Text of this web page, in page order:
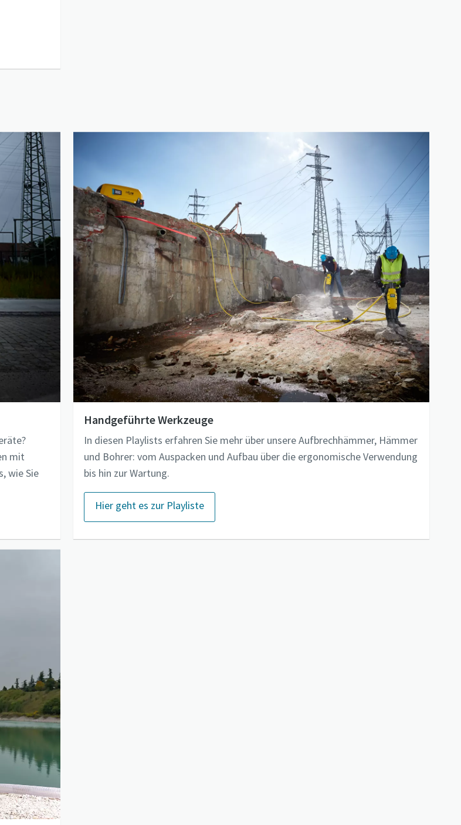
mit
wie Sie
Handgeführte Werkzeuge
In diesen Playlists erfahren Sie mehr über unsere Aufbrechhämmer, Hämmer
und Bohrer: vom Auspacken und Aufbau über die ergonomische Verwendung
bis hin zur Wartung.
Hier geht es zur Playliste